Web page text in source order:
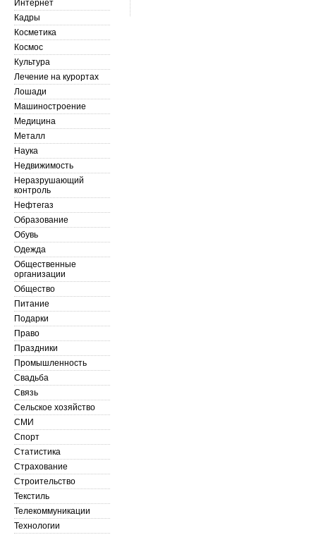
Интернет
Кадры
Косметика
Космос
Культура
Лечение на курортах
Лошади
Машиностроение
Медицина
Металл
Наука
Недвижимость
Неразрушающий
контроль
Нефтегаз
Образование
Обувь
Одежда
Общественные
организации
Общество
Питание
Подарки
Право
Праздники
Промышленность
Свадьба
Связь
Сельское хозяйство
СМИ
Спорт
Статистика
Страхование
Строительство
Текстиль
Телекоммуникации
Технологии